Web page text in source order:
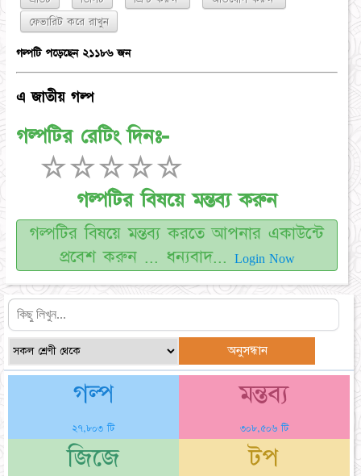
গল্পটি পড়েছেন ২১১৮৬ জন
এ জাতীয় গল্প
গল্পটির রেটিং দিনঃ-
☆
☆
☆
☆
☆
গল্পটির বিষয়ে মন্তব্য করুন
গল্পটির বিষয়ে মন্তব্য করতে আপনার একাউন্টে
প্রবেশ করুন ... ধন্যবাদ...
Login Now
গল্প
২৭,৮০৩ টি
মন্তব্য
৩০৮,৫০৬ টি
জিজে টপ